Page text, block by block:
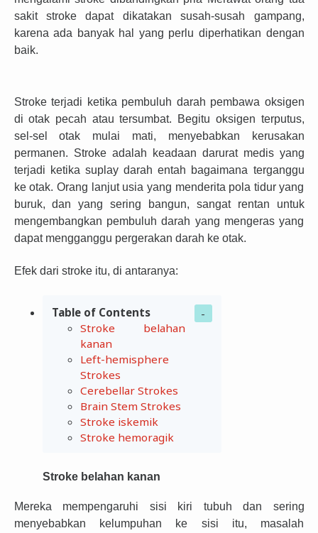
sakit stroke dapat dikatakan susah-susah gampang,
karena ada banyak hal yang perlu diperhatikan dengan
baik.
Stroke terjadi ketika pembuluh darah pembawa oksigen
di otak pecah atau tersumbat. Begitu oksigen terputus,
sel-sel otak mulai mati, menyebabkan kerusakan
permanen. Stroke adalah keadaan darurat medis yang
terjadi ketika suplay darah entah bagaimana terganggu
ke otak. Orang lanjut usia yang menderita pola tidur yang
buruk, dan yang sering bangun, sangat rentan untuk
mengembangkan pembuluh darah yang mengeras yang
dapat mengganggu pergerakan darah ke otak.
Efek dari stroke itu, di antaranya:
Table of Contents
Stroke belahan
kanan
Left-hemisphere
Strokes
Cerebellar Strokes
Brain Stem Strokes
Stroke iskemik
Stroke hemoragik
Stroke belahan kanan
Mereka mempengaruhi sisi kiri tubuh dan sering
menyebabkan kelumpuhan ke sisi itu, masalah